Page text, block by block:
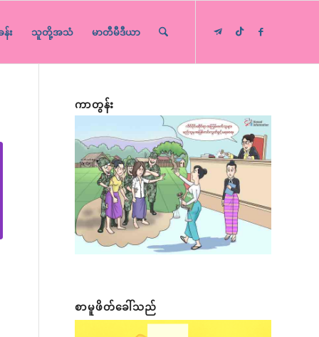
န်း သူတို့အသံ မာတီမီဒီယာ
ကာတွန်း
စာမူဖိတ်ခေါ်သည်